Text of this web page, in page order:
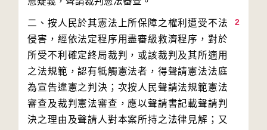
2
二、按人民於其憲法上所保障之權利遭受不法
侵害，經依法定程序用盡審級救濟程序，對於
所受不利確定終局裁判，或該裁判及其所適用
之法規範，認有牴觸憲法者，得聲請憲法法庭
為宣告違憲之判決；次按人民聲請法規範憲法
審查及裁判憲法審查，應以聲請書記載聲請判
決之理由及聲請人對本案所持之法律見解；又